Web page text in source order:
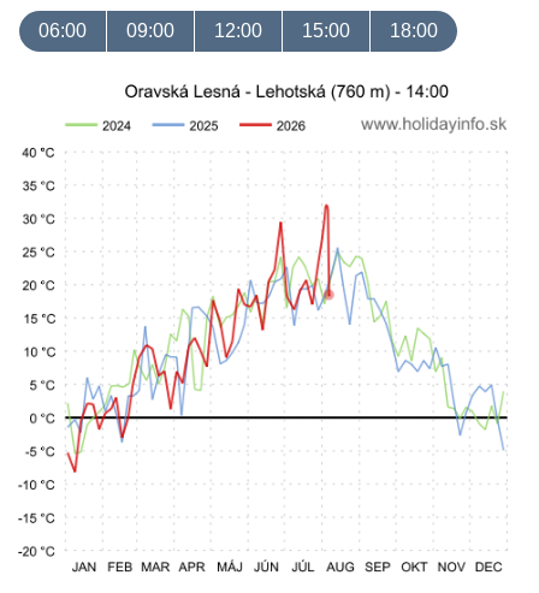
06:00 09:00 12:00 15:00 18:00